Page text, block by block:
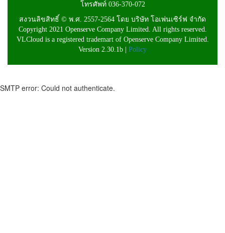
โทรศัพท์ 036-370-072
สงวนลิขสิทธิ์ © พ.ศ. 2557-2564 โดย บริษัท โอเพ่นเซิร์ฟ จำกัด
Copyright 2021 Openserve Company Limited. All rights reserved.
VLCloud is a registered trademart of Openserve Company Limited.
Version 2.30.1b | Policy
SMTP error: Could not authenticate.